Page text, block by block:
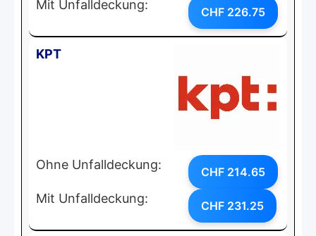
Mit Unfalldeckung: CHF 226.75
KPT
Ohne Unfalldeckung: CHF 214.65
Mit Unfalldeckung: CHF 231.25